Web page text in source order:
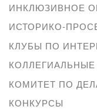
ИНКЛЮЗИВНОЕ
ИСТОРИКО-
КЛУБЫ ПО
КОМИТЕТ ПО
КОНКУРСЫ